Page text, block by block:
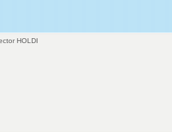
HOLDI